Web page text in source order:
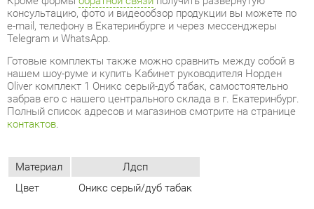
нашем шоу-руме и купить Кабинет руководителя Норден
Oliver комплект 1 Оникс серый-дуб табак, самостоятельно
забрав его с нашего центрального склада в г. Екатеринбург.
Полный список адресов и магазинов смотрите на странице
Материал
Лдсп
Цвет
Оникс серый/дуб табак
Пока нет отзывов, поделитесь первым своим мнением.